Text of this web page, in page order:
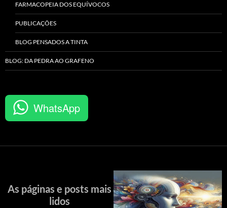
FARMACOPEIA DOS EQUÍVOCOS
PUBLICAÇÕES
BLOG PENSADOS A TINTA
BLOG: DA PEDRA AO GRAFENO
WhatsApp
As páginas e posts mais
lidos